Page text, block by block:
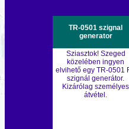
TR-0501 szignal
generator
Sziasztok! Szeged
közelében ingyen
elvihető egy TR-0501
szignál generátor.
Kizárólag személyes
átvétel.